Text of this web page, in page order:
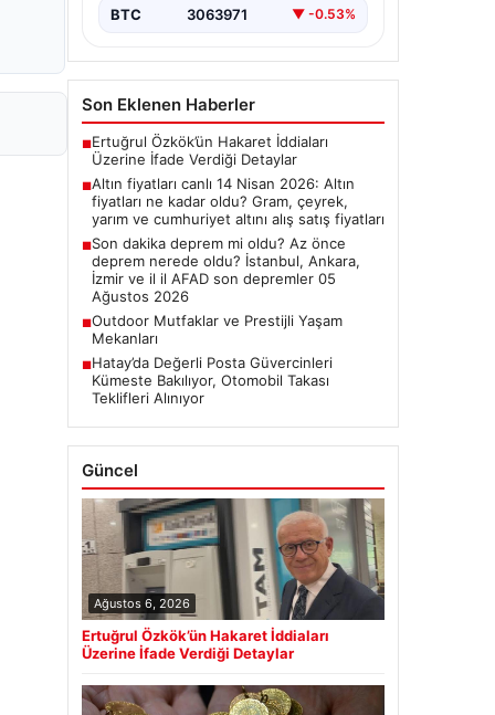
BTC 3063971 ▼ -0.53%
Son Eklenen Haberler
■Ertuğrul Özkök’ün Hakaret İddiaları
Üzerine İfade Verdiği Detaylar
■Altın fiyatları canlı 14 Nisan 2026: Altın
fiyatları ne kadar oldu? Gram, çeyrek,
yarım ve cumhuriyet altını alış satış fiyatları
■Son dakika deprem mi oldu? Az önce
deprem nerede oldu? İstanbul, Ankara,
İzmir ve il il AFAD son depremler 05
Ağustos 2026
■Outdoor Mutfaklar ve Prestijli Yaşam
Mekanları
■Hatay’da Değerli Posta Güvercinleri
Kümeste Bakılıyor, Otomobil Takası
Teklifleri Alınıyor
Güncel
Ağustos 6, 2026
Ertuğrul Özkök’ün Hakaret İddiaları
Üzerine İfade Verdiği Detaylar